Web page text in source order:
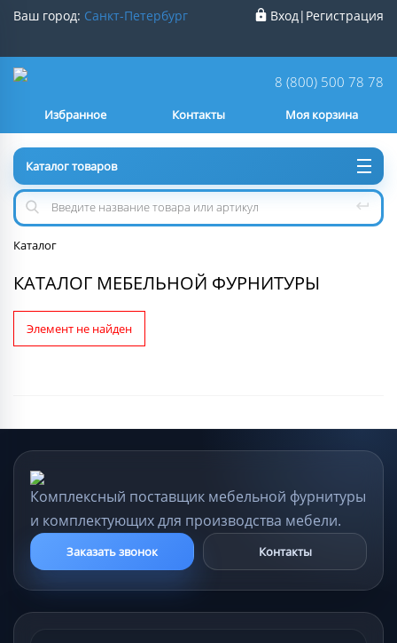
Ваш город: Санкт-Петербург
Нет
Вход| Регистрация
8 (800) 500 78 78
Контакты
Избранное Моя корзина
Каталог товаров
Каталог
КАТАЛОГ МЕБЕЛЬНОЙ ФУРНИТУРЫ
Элемент не найден
Комплексный поставщик мебельной фурнитуры
и комплектующих для производства мебели.
Заказать звонок Контакты